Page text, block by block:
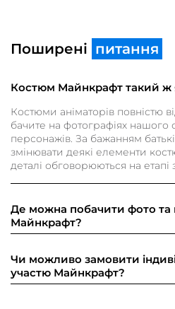
Поширені питання
Костюм Майнкрафт такий ж
Костюми аніматорів повністю
бачите на фотографіях нашого
персонажів. За бажанням
змінювати деякі елементи
деталі обговорюються на етапі
Де можна побачити фото та
Майнкрафт?
нашому сайті, а також на
мережах.
Чи можливо замовити
участю Майнкрафт?